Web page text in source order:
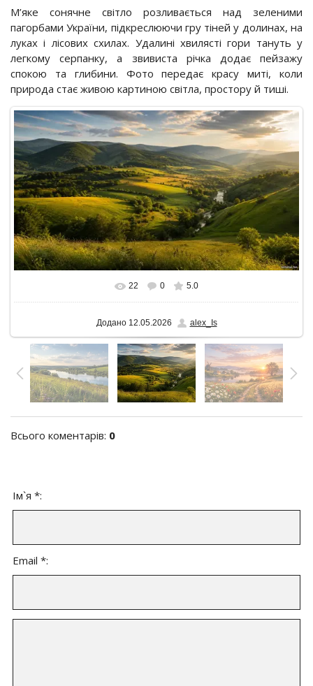
М’яке сонячне світло розливається над зеленими
пагорбами України, підкреслюючи гру тіней у долинах, на
луках і лісових схилах. Удалині хвилясті гори тануть у
легкому серпанку, а звивиста річка додає пейзажу
спокою та глибини. Фото передає красу миті, коли
природа стає живою картиною світла, простору й тиші.
У реальному розмірі 1600x900
22 0 5.0
Додано12.05.2026 alex_Is
Всього коментарів: 0
Ім`я *:
Email *: